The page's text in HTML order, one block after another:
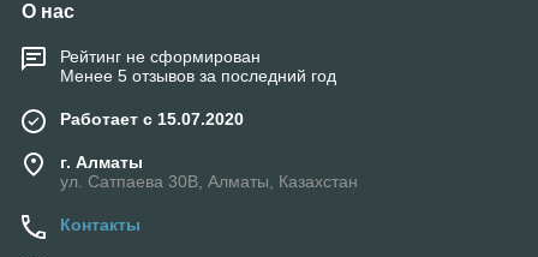
О нас
Рейтинг не сформирован
Менее 5 отзывов за последний год
Работает с 15.07.2020
г. Алматы
ул. Сатпаева 30В, Алматы, Казахстан
Контакты